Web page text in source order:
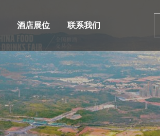
酒店展位 联系我们